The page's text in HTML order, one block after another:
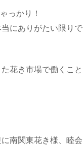
っかり！
にありがたい限りで
花き市場で働くこと
南関東花き様、睦会